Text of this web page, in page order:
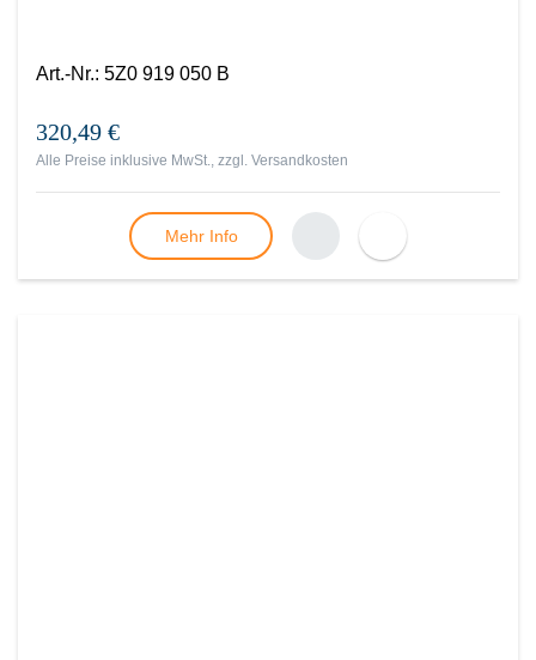
Art.-Nr.: 5Z0 919 050 B
320,49 €
Alle Preise inklusive MwSt., zzgl. Versandkosten
Mehr Info